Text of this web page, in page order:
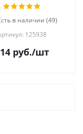
в наличии (49)
125938
руб./шт